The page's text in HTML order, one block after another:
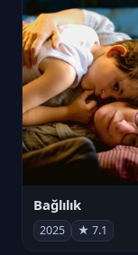
Bağlılık
2025 ★ 7.1